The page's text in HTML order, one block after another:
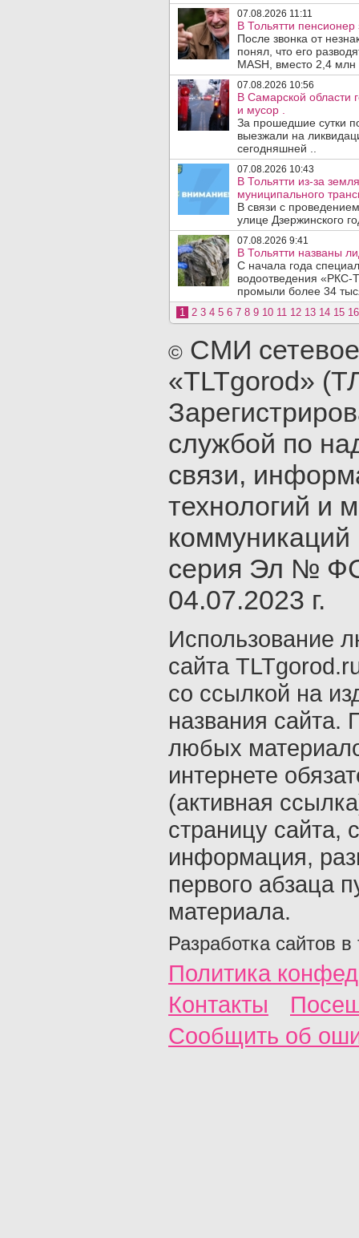
07.08.2026 11:11
В Тольятти
После звонка от
понял, что его
MASH, вместо 2,4 млн
07.08.2026 10:56
В Самарской области
и мусор .
За прошедшие сутки
выезжали на
сегодняшней ..
07.08.2026 10:43
В Тольятти из-за
муниципального
В связи с
улице Дзержинского
07.08.2026 9:41
В Тольятти названы
С начала года
водоотведения «РКС-
промыли более 34
1 2 3 4 5 6 7 8 9 10 11 12 13 14 15 16
© СМИ
«TLTgorod»
службой по
связи,
технологий и
серия Эл №
04.07.2023 г.
Использование
сайта
со ссылкой на
названия сайта.
любых
интернете
(активная
страницу сайта,
информация,
первого абзаца
материала.
Разработка сайтов в
Политика
Контакты
Сообщить об